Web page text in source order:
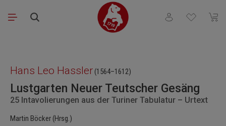
Zum Hauptinhalt springen
Du hast 0
Hans Leo Hassler (1564–1612)
Lustgarten Neuer Teutscher Gesäng
25 Intavolierungen aus der Turiner Tabulatur – Urtext
Martin Böcker (Hrsg.)